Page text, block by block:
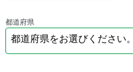
都道府県